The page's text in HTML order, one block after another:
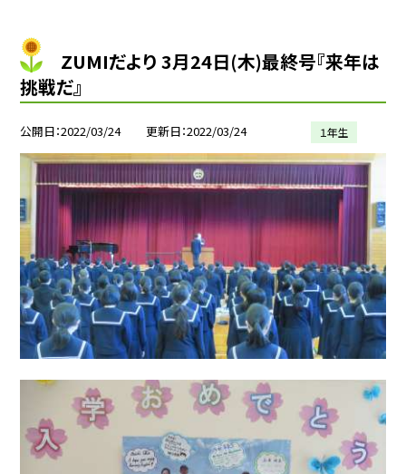
ZUMIだより 3月24日(木)最終号『来年は
挑戦だ』
公開日 2022/03/24 更新日 2022/03/24 １年生